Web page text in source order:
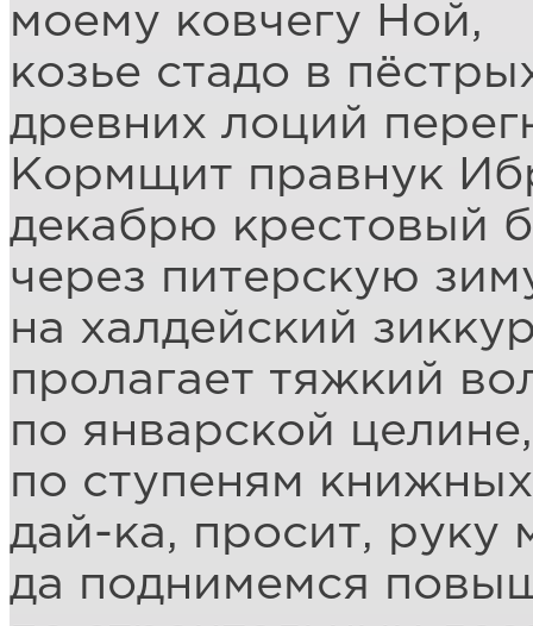
моему ковчегу Ной,
козье стадо в
древних лоций
Кормщит правнук
декабрю крестовый
через питерскую
на халдейский
пролагает тяжкий
по январской целине,
по ступеням
дай-ка, просит, руку
да поднимемся